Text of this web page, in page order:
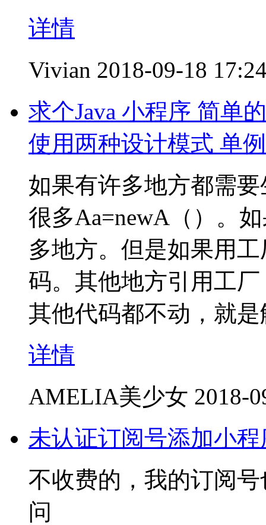
详情
Vivian 2018-09-18
求个Java 小程序 简单
使用两种设计模式 单
如果有许多地方都需
很多Aa=newA（）。
多地方。但是如果用
码。其他地方引用工
其他代码都不动，就
详情
AMELIA美少女 2018-
未认证订阅号添加小
不收费的，我的订阅
问